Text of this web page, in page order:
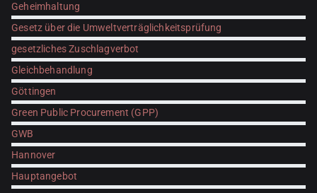
Geheimhaltung
Gesetz über die Umweltverträglichkeitsprüfung
gesetzliches Zuschlagverbot
Gleichbehandlung
Göttingen
Green Public Procurement (GPP)
GWB
Hannover
Hauptangebot